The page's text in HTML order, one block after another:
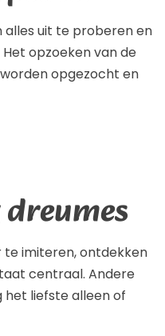
alles uit te proberen en
opzoeken van de
opgezocht en
te imiteren, ontdekken
centraal. Andere
het liefste alleen of